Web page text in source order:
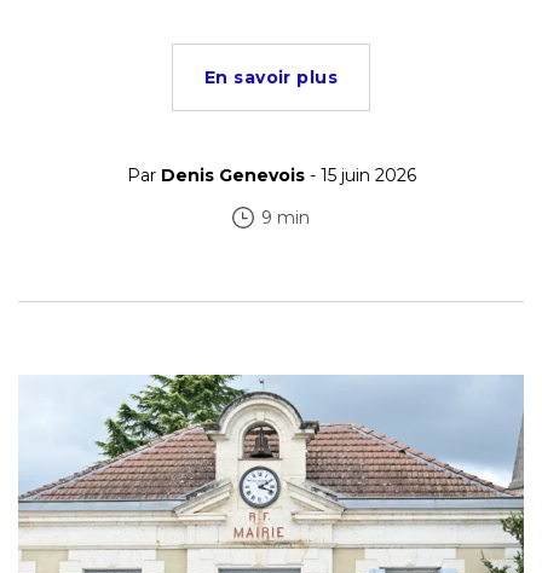
En savoir plus
Par Denis Genevois- 15 juin 2026
9 min